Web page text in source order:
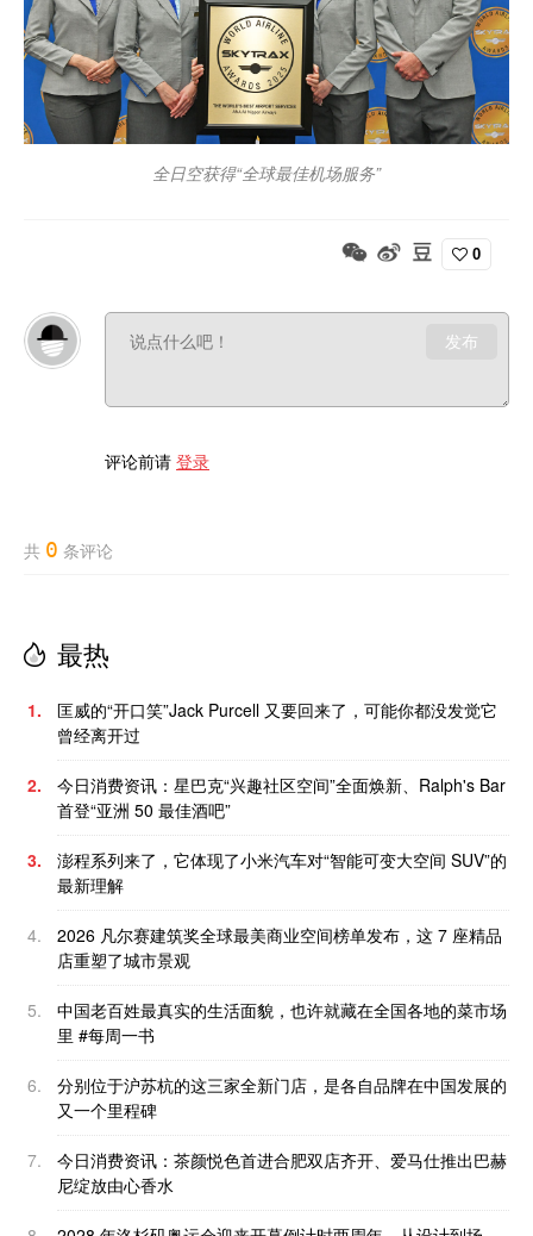
全日空获得“全球最佳机场服务”
0
发布
评论前请 登录
共 0 条评论
最热
1.
匡威的“开口笑”Jack Purcell 又要回来了，可能你都没发觉它
曾经离开过
2.
今日消费资讯：星巴克“兴趣社区空间”全面焕新、Ralph's Bar
首登“亚洲 50 最佳酒吧”
3.
澎程系列来了，它体现了小米汽车对“智能可变大空间 SUV”的
最新理解
4.
2026 凡尔赛建筑奖全球最美商业空间榜单发布，这 7 座精品
店重塑了城市景观
5.
中国老百姓最真实的生活面貌，也许就藏在全国各地的菜市场
里 #每周一书
6.
分别位于沪苏杭的这三家全新门店，是各自品牌在中国发展的
又一个里程碑
7.
今日消费资讯：茶颜悦色首进合肥双店齐开、爱马仕推出巴赫
尼绽放由心香水